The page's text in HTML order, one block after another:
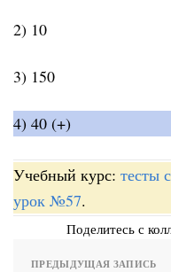
2) 10
3) 150
4) 40 (+)
Учебный курс: тесты
урок №57.
Поделитесь с
ПРЕДЫДУЩАЯ ЗАПИСЬ